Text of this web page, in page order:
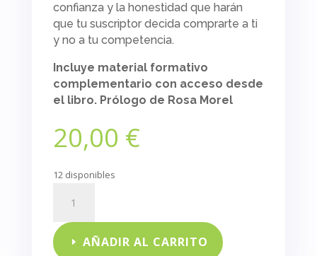
confianza y la honestidad que harán
que tu suscriptor decida comprarte a ti
y no a tu competencia.
Incluye material formativo
complementario con acceso desde
el libro. Prólogo de Rosa Morel
20,00 €
12 disponibles
marketing
estratégico
cantidadAÑADIR AL CARRITO